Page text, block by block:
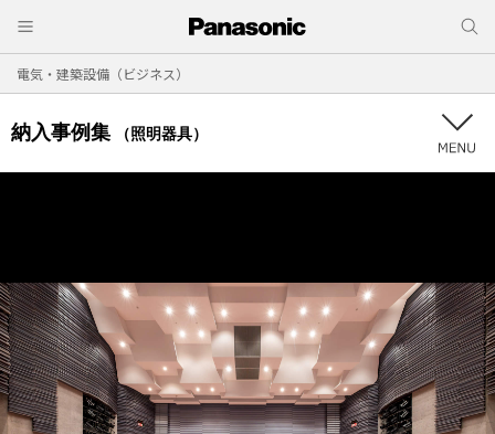
電気・建築設備（ビジネス）
納入事例集 （照明器具）